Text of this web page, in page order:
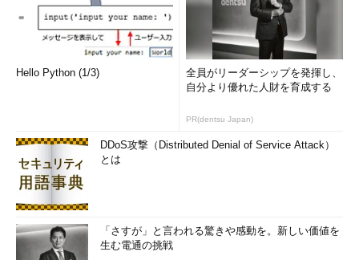
Hello Python (1/3)
全員がリーダーシップを発揮し、
自分より優れた人財を育成する
PR(dentsu Japan)
DDoS攻撃（Distributed Denial of Service Attack）
とは
「さすが」と言われる驚きや感動を。新しい価値を
生む電通の挑戦